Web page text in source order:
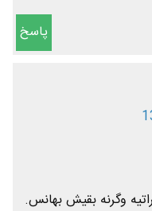
پاسخ
وگرنه بقیش بهانس.